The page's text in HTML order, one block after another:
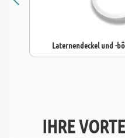
Laternendeckel und -
IHRE